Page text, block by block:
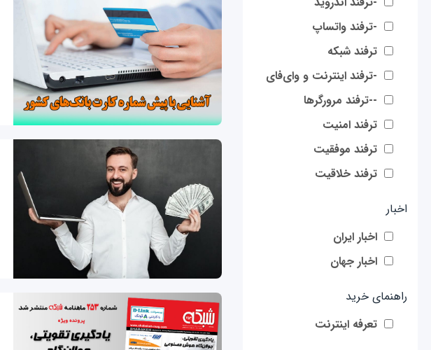
-ترفند واتساپ
ترفند شبکه
-ترفند اینترنت و وای‌فای
--ترفند مرورگرها
ترفند امنیت
ترفند موفقیت
ترفند خلاقیت
اخبار
اخبار ایران
اخبار جهان
راهنمای خرید
تعرفه اینترنت